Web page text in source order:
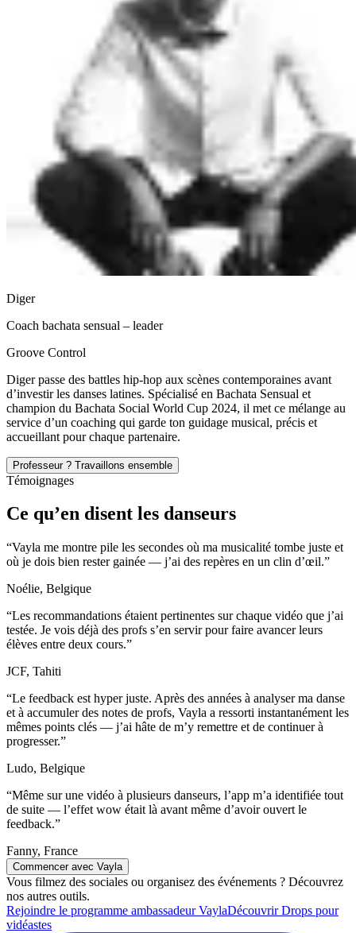
Diger
Coach bachata sensual – leader
Groove Control
Diger passe des battles hip-hop aux scènes contemporaines avant
d’investir les danses latines. Spécialisé en Bachata Sensual et
champion du Bachata Social World Cup 2024, il met ce mélange au
service d’un coaching qui garde ton guidage musical, précis et
accueillant pour chaque partenaire.
Professeur ? Travaillons ensemble
Témoignages
Ce qu’en disent les danseurs
“Vayla me montre pile les secondes où ma musicalité tombe juste et
où je dois bien rester gainée — j’ai des repères en un clin d’œil.”
Noélie, Belgique
“Les recommandations étaient pertinentes sur chaque vidéo que j’ai
testée. Je vois déjà des profs s’en servir pour faire avancer leurs
élèves entre deux cours.”
JCF, Tahiti
“Le feedback est hyper juste. Après des années à analyser ma danse
et à accumuler des notes de profs, Vayla a ressorti instantanément les
mêmes points clés — j’ai hâte de m’y remettre et de continuer à
progresser.”
Ludo, Belgique
“Même sur une vidéo à plusieurs danseurs, l’app m’a identifiée tout
de suite — l’effet wow était là avant même d’avoir ouvert le
feedback.”
Fanny, France
Commencer avec Vayla
Vous filmez des sociales ou organisez des événements ? Découvrez
nos autres outils.
Rejoindre le programme ambassadeur VaylaDécouvrir Drops pour
vidéastes